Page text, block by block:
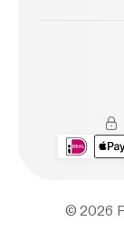
© 2026